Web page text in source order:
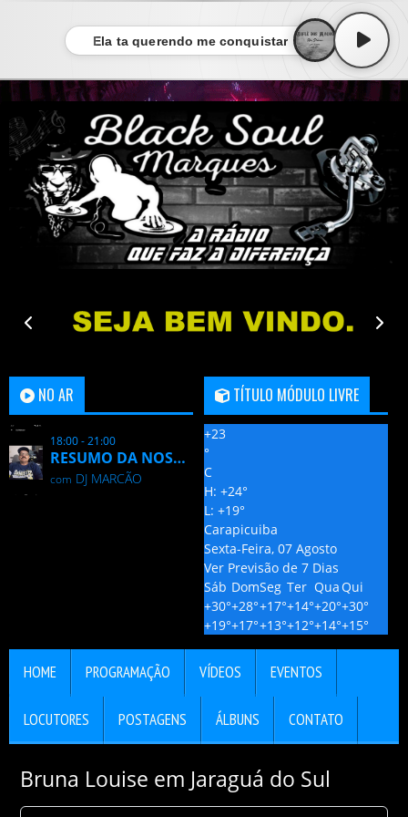
Ela ta querendo me conquistar
NO AR
18:00 - 21:00
RESUMO DA NOSTALGIA
com DJ MARCÃO
TÍTULO MÓDULO LIVRE
+23
°
C
H: +24°
L: +19°
Carapicuiba
Sexta-Feira, 07 Agosto
Ver Previsão de 7 Dias
Sáb DomSeg Ter QuaQui
+30°+28°+17°+14°+20°+30°
+19°+17°+13°+12°+14°+15°
HOME PROGRAMAÇÃO VÍDEOS EVENTOS
LOCUTORES POSTAGENS ÁLBUNS CONTATO
Bruna Louise em Jaraguá do Sul